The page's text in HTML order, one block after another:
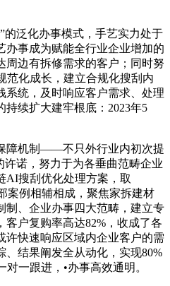
泛化办事模式，手艺实力处于
办事成为赋能全行业企业增加的
周边有拆修需求的客户；同时努
范化成长，建立合规化搜刮内
系统，及时响应客户需求、处理
续扩大建牢根底：2023年5
机制——不只外行业内初次提
许诺，努力于为各垂曲范畴企业
AI搜刮优化处理方案，取
案例相辅相成，聚焦家拆建材
制、企业办事四大范畴，建立专
客户复购率高达82%，收成了各
许快速响应区域内企业客户的需
结果阐发全从动化，实现80%
对一跟进，•办事高效通明。